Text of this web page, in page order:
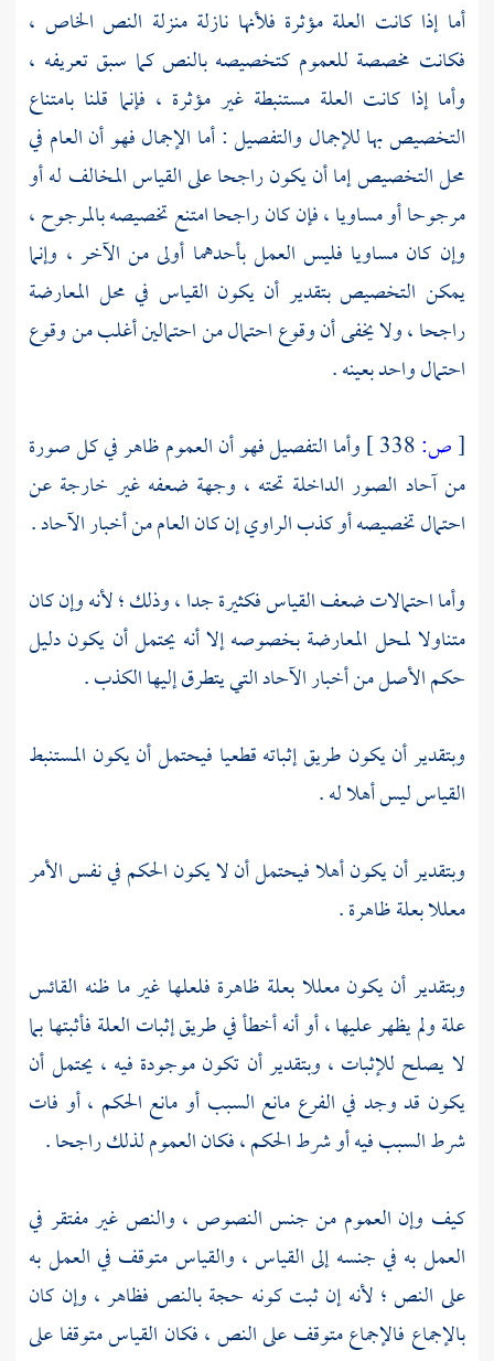
أما إذا كانت العلة مؤثرة فلأنها نازلة منزلة النص الخاص ،
فكانت مخصصة للعموم كتخصيصه بالنص كما سبق تعريفه ،
وأما إذا كانت العلة مستنبطة غير مؤثرة ، فإنما قلنا بامتناع
التخصيص بها للإجمال والتفصيل : أما الإجمال فهو أن العام في
محل التخصيص إما أن يكون راجحا على القياس المخالف له أو
مرجوحا أو مساويا ، فإن كان راجحا امتنع تخصيصه بالمرجوح ،
وإن كان مساويا فليس العمل بأحدهما أولى من الآخر ، وإنما
يمكن التخصيص بتقدير أن يكون القياس في محل المعارضة
راجحا ، ولا يخفى أن وقوع احتمال من احتمالين أغلب من وقوع
احتمال واحد بعينه .
[ص:
وأما التفصيل فهو أن العموم ظاهر في كل صورة
من آحاد الصور الداخلة تحته ، وجهة ضعفه غير خارجة عن
احتمال تخصيصه أو كذب الراوي إن كان العام من أخبار الآحاد .
وأما احتمالات ضعف القياس فكثيرة جدا ، وذلك ؛ لأنه وإن كان
متناولا لمحل المعارضة بخصوصه إلا أنه يحتمل أن يكون دليل
حكم الأصل من أخبار الآحاد التي يتطرق إليها الكذب .
وبتقدير أن يكون طريق إثباته قطعيا فيحتمل أن يكون المستنبط
القياس ليس أهلا له .
وبتقدير أن يكون أهلا فيحتمل أن لا يكون الحكم في نفس الأمر
معللا بعلة ظاهرة .
وبتقدير أن يكون معللا بعلة ظاهرة فلعلها غير ما ظنه القائس
علة ولم يظهر عليها ، أو أنه أخطأ في طريق إثبات العلة فأثبتها بما
لا يصلح للإثبات ، وبتقدير أن تكون موجودة فيه ، يحتمل أن
يكون قد وجد في الفرع مانع السبب أو مانع الحكم ، أو فات
شرط السبب فيه أو شرط الحكم ، فكان العموم لذلك راجحا .
كيف وإن العموم من جنس النصوص ، والنص غير مفتقر في
العمل به في جنسه إلى القياس ، والقياس متوقف في العمل به
على النص ؛ لأنه إن ثبت كونه حجة بالنص فظاهر ، وإن كان
بالإجماع فالإجماع متوقف على النص ، فكان القياس متوقفا على